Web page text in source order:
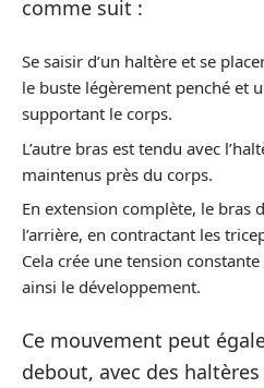
comme suit :
Se saisir d’un haltère et se
le buste légèrement penché et
supportant le corps.
L’autre bras est tendu avec
maintenus près du corps.
En extension complète, le bras
l’arrière, en contractant les
Cela crée une tension
ainsi le développement.
Ce mouvement peut
debout, avec des